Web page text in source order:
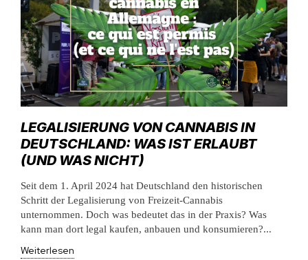
LEGALISIERUNG VON CANNABIS IN
DEUTSCHLAND: WAS IST ERLAUBT
(UND WAS NICHT)
Seit dem 1. April 2024 hat Deutschland den historischen
Schritt der Legalisierung von Freizeit-Cannabis
unternommen. Doch was bedeutet das in der Praxis? Was
kann man dort legal kaufen, anbauen und konsumieren?...
Weiterlesen